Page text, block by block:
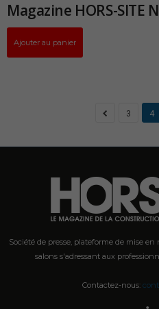
Magazine HORS-SITE
Ajouter au panier
3 4
Société de presse, plateforme de mise
salons s'adressant aux
Contactez-nous: